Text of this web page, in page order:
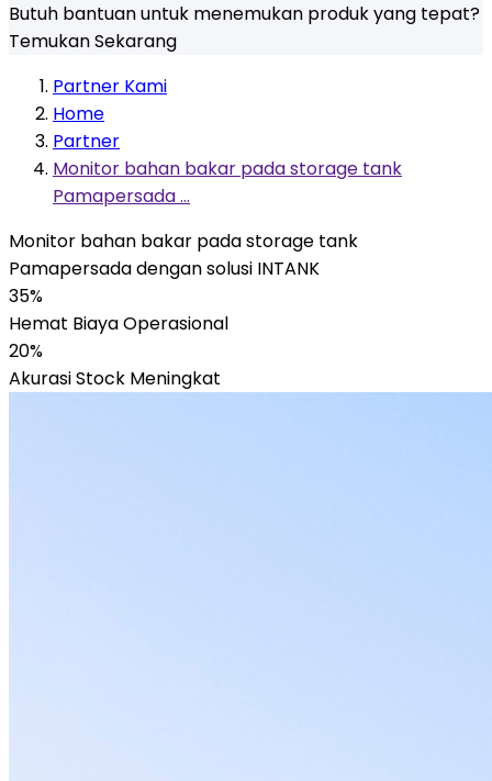
Butuh bantuan untuk menemukan produk yang tepat?
Temukan Sekarang
Partner Kami
Home
Partner
Monitor bahan bakar pada storage tank
Pamapersada ...
Monitor bahan bakar pada storage tank
Pamapersada dengan solusi INTANK
35%
Hemat Biaya Operasional
20%
Akurasi Stock Meningkat